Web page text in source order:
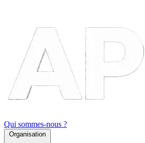
Qui sommes-nous ?
Organisation